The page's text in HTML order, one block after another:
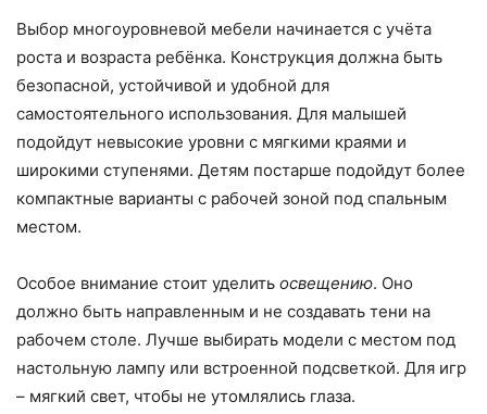
Выбор многоуровневой мебели начинается с учёта
роста и возраста ребёнка. Конструкция должна быть
безопасной, устойчивой и удобной для
самостоятельного использования. Для малышей
подойдут невысокие уровни с мягкими краями и
широкими ступенями. Детям постарше подойдут более
компактные варианты с рабочей зоной под спальным
местом.
Особое внимание стоит уделить освещению. Оно
должно быть направленным и не создавать тени на
рабочем столе. Лучше выбирать модели с местом под
настольную лампу или встроенной подсветкой. Для игр
– мягкий свет, чтобы не утомлялись глаза.